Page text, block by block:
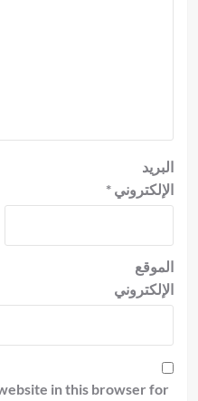
البريد
الإلكتروني*
الموقع
الإلكتروني
in this browser for